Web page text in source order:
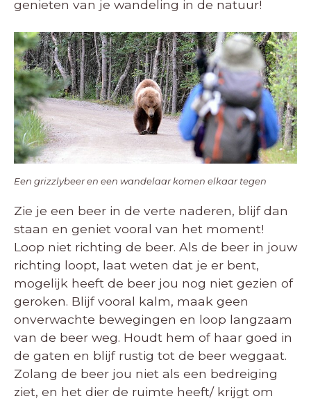
genieten van je wandeling in de natuur!
Een grizzlybeer en een wandelaar komen elkaar tegen
Zie je een beer in de verte naderen, blijf dan
staan en geniet vooral van het moment!
Loop niet richting de beer. Als de beer in jouw
richting loopt, laat weten dat je er bent,
mogelijk heeft de beer jou nog niet gezien of
geroken. Blijf vooral kalm, maak geen
onverwachte bewegingen en loop langzaam
van de beer weg. Houdt hem of haar goed in
de gaten en blijf rustig tot de beer weggaat.
Zolang de beer jou niet als een bedreiging
ziet, en het dier de ruimte heeft/ krijgt om